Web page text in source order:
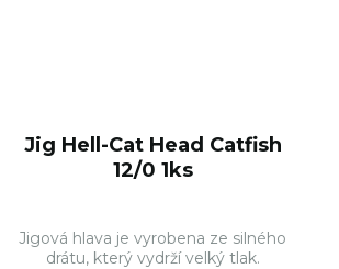
Jig Hell-Cat Head Catfish
12/0 1ks
Jigová hlava je vyrobena ze silného
drátu, který vydrží velký tlak.